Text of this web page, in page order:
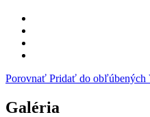
Porovnať Pridať do obľúbených
Galéria